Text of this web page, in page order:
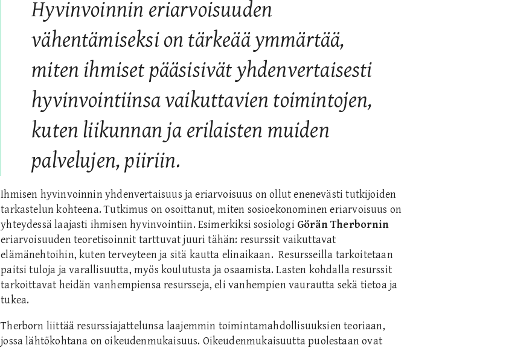
Hyvinvoinnin eriarvoisuuden
vähentämiseksi on tärkeää ymmärtää,
miten ihmiset pääsisivät yhdenvertaisesti
hyvinvointiinsa vaikuttavien toimintojen,
kuten liikunnan ja erilaisten muiden
palvelujen, piiriin.
Ihmisen hyvinvoinnin yhdenvertaisuus ja eriarvoisuus on ollut enenevästi tutkijoiden
tarkastelun kohteena. Tutkimus on osoittanut, miten sosioekonominen eriarvoisuus on
yhteydessä laajasti ihmisen hyvinvointiin. Esimerkiksi sosiologi Görän Therbornin
eriarvoisuuden teoretisoinnit tarttuvat juuri tähän: resurssit vaikuttavat
elämänehtoihin, kuten terveyteen ja sitä kautta elinaikaan. Resursseilla tarkoitetaan
paitsi tuloja ja varallisuutta, myös koulutusta ja osaamista. Lasten kohdalla resurssit
tarkoittavat heidän vanhempiensa resursseja, eli vanhempien vaurautta sekä tietoa ja
tukea.
Therborn liittää resurssiajattelunsa laajemmin toimintamahdollisuuksien teoriaan,
jossa lähtökohtana on oikeudenmukaisuus. Oikeudenmukaisuutta puolestaan ovat